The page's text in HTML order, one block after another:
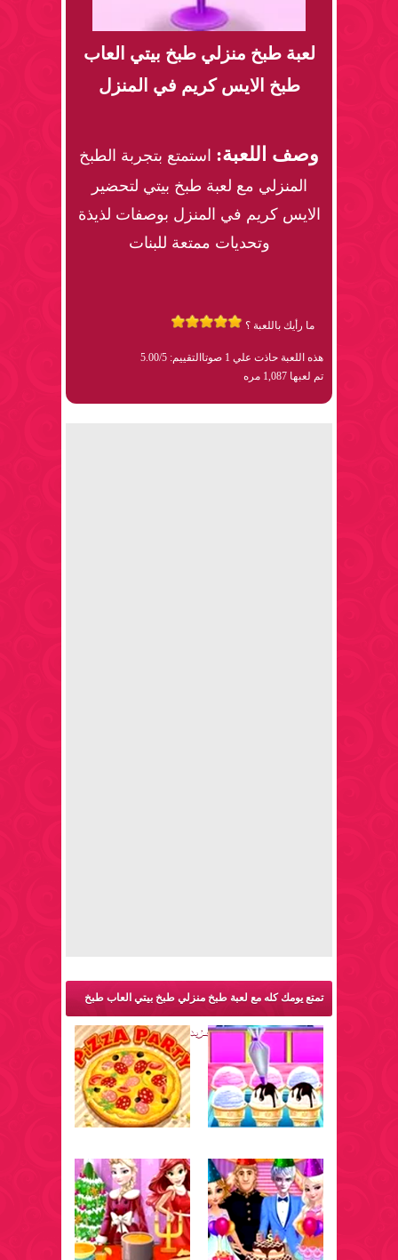
لعبة طبخ منزلي طبخ بيتي العاب
طبخ الايس كريم في المنزل
وصف اللعبة: استمتع بتجربة الطبخ
المنزلي مع لعبة طبخ بيتي لتحضير
الايس كريم في المنزل بوصفات لذيذة
وتحديات ممتعة للبنات
ما رأيك باللعبة ؟
هذه اللعبة حاذت علي 1 صوتا
التقييم: 5.00/5
تم لعبها 1,087 مره
تمتع يومك كله مع لعبة طبخ منزلي طبخ بيتي العاب طبخ
الايس كريم في المنزل والمزيد من ألعاب طبخ: